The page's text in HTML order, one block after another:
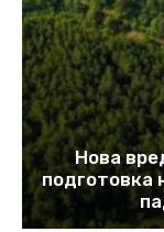
Нова
подготовка